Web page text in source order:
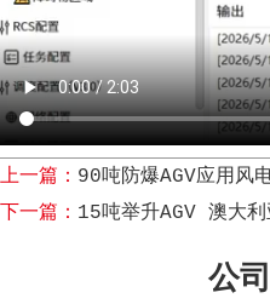
上一篇： 90吨防爆AGV应用风
下一篇： 15吨举升AGV 澳大利
公